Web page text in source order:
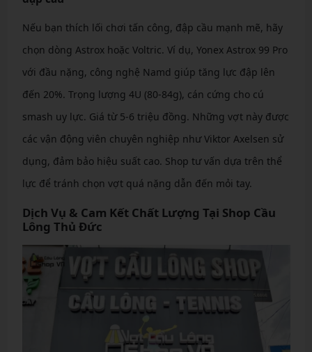
Nếu bạn thích lối chơi tấn công, đập cầu mạnh mẽ, hãy
chọn dòng Astrox hoặc Voltric. Ví dụ, Yonex Astrox 99 Pro
với đầu nặng, công nghệ Namd giúp tăng lực đập lên
đến 20%. Trọng lượng 4U (80-84g), cán cứng cho cú
smash uy lực. Giá từ 5-6 triệu đồng. Những vợt này được
các vận động viên chuyên nghiệp như Viktor Axelsen sử
dụng, đảm bảo hiệu suất cao. Shop tư vấn dựa trên thể
lực để tránh chọn vợt quá nặng dẫn đến mỏi tay.
Dịch Vụ & Cam Kết Chất Lượng Tại Shop Cầu
Lông Thủ Đức